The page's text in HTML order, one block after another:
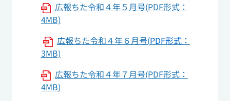
広報ちた令和４年５月号(PDF形式：
4MB)
広報ちた令和４年６月号(PDF形式：
3MB)
広報ちた令和４年７月号(PDF形式：
4MB)